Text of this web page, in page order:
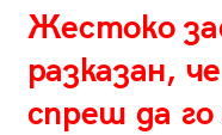
Жестоко
разказан,
спреш да